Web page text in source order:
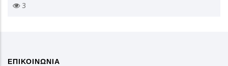
3
ΕΠΙΚΟΙΝΩΝΙΑ